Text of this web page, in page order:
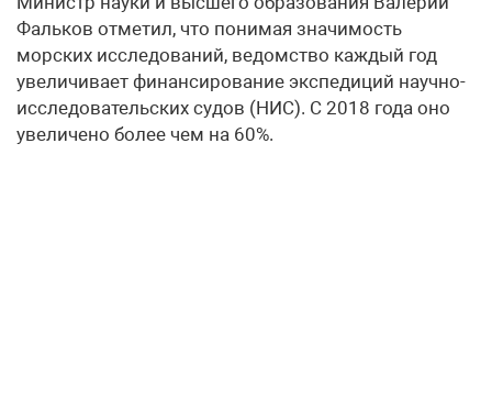
Фальков отметил, что понимая значимость
морских исследований, ведомство каждый год
увеличивает финансирование экспедиций научно-
исследовательских судов (НИС). С 2018 года оно
увеличено более чем на 60%.